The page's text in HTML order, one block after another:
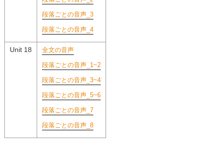
段落ごとの音声_3
段落ごとの音声_4
Unit 18 全文の音声
段落ごとの音声_1~2
段落ごとの音声_3~4
段落ごとの音声_5~6
段落ごとの音声_7
段落ごとの音声_8